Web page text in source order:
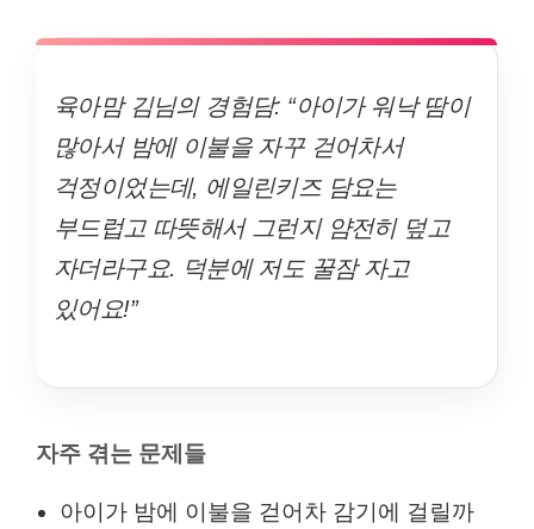
육아맘 김님의 경험담: “아이가 워낙 땀이
많아서 밤에 이불을 자꾸 걷어차서
걱정이었는데, 에일린키즈 담요는
부드럽고 따뜻해서 그런지 얌전히 덮고
자더라구요. 덕분에 저도 꿀잠 자고
있어요!”
자주 겪는 문제들
아이가 밤에 이불을 걷어차 감기에 걸릴까